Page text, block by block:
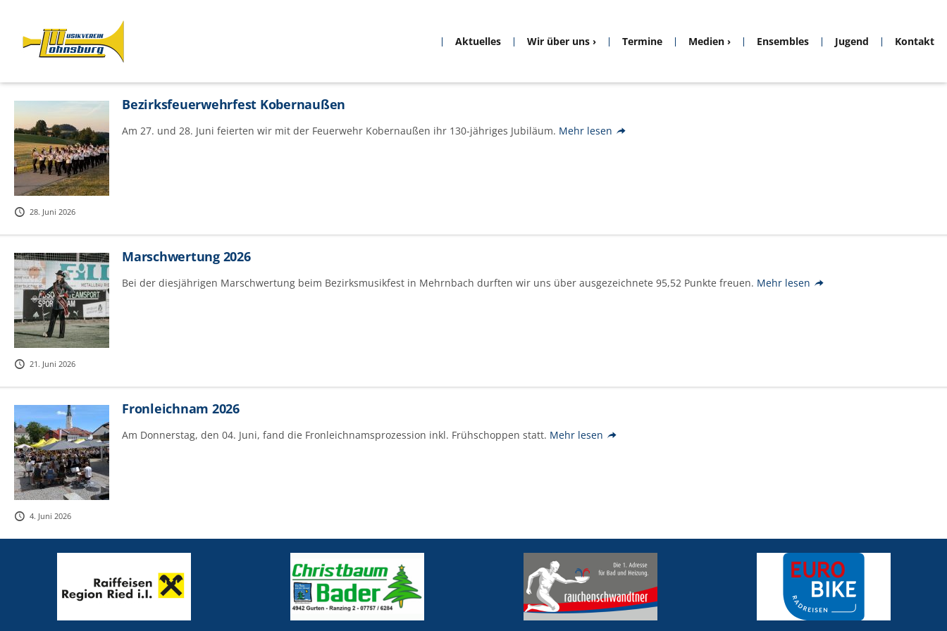
Aktuelles Wir über uns Termine Medien Ensembles Jugend Kontakt
Bezirksfeuerwehrfest Kobernaußen
Am 27. und 28. Juni feierten wir mit der Feuerwehr Kobernaußen ihr 130-jähriges Jubiläum. Mehr lesen
28. Juni 2026
Marschwertung 2026
Bei der diesjährigen Marschwertung beim Bezirksmusikfest in Mehrnbach durften wir uns über ausgezeichnete 95,52 Punkte freuen. Mehr lesen
21. Juni 2026
Fronleichnam 2026
Am Donnerstag, den 04. Juni, fand die Fronleichnamsprozession inkl. Frühschoppen statt. Mehr lesen
4. Juni 2026